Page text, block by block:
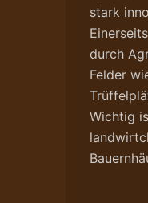
stark
durch
Felder
Wichtig